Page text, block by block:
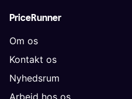
PriceRunner
Om os
Kontakt os
Nyhedsrum
Arbejd hos os